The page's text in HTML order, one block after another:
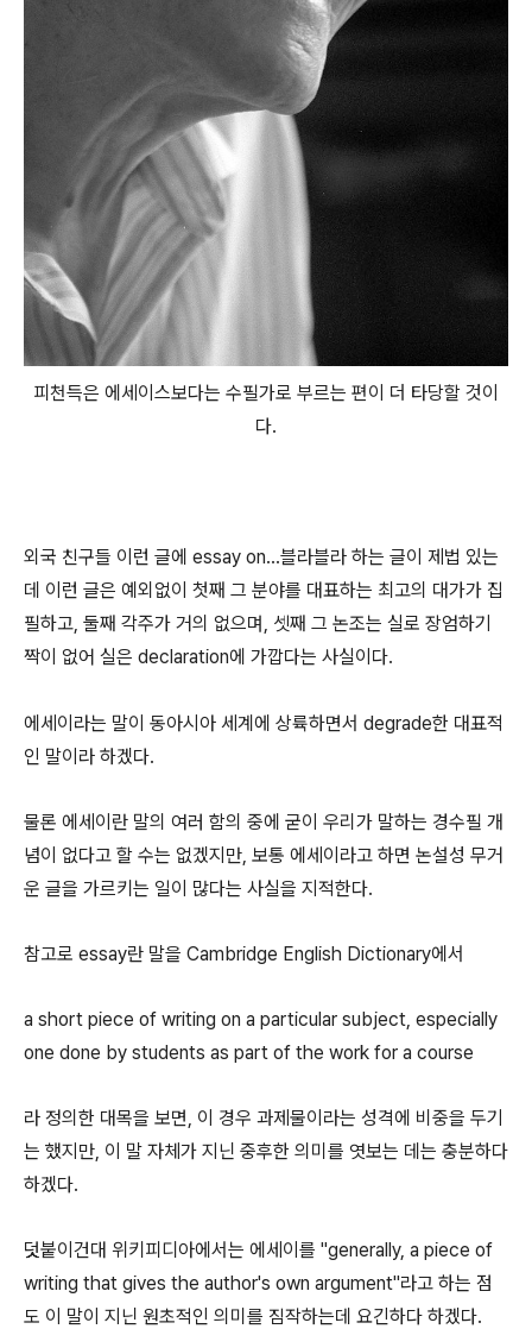
피천득은 에세이스보다는 수필가로 부르는 편이 더 타당할 것이
다.
외국 친구들 이런 글에 essay on...블라블라 하는 글이 제법 있는
데 이런 글은 예외없이 첫째 그 분야를 대표하는 최고의 대가가 집
필하고, 둘째 각주가 거의 없으며, 셋째 그 논조는 실로 장엄하기
짝이 없어 실은 declaration에 가깝다는 사실이다.
에세이라는 말이 동아시아 세계에 상륙하면서 degrade한 대표적
인 말이라 하겠다.
물론 에세이란 말의 여러 함의 중에 굳이 우리가 말하는 경수필 개
념이 없다고 할 수는 없겠지만, 보통 에세이라고 하면 논설성 무거
운 글을 가르키는 일이 많다는 사실을 지적한다.
참고로 essay란 말을 Cambridge English Dictionary에서
a short piece of writing on a particular subject, especially
one done by students as part of the work for a course
라 정의한 대목을 보면, 이 경우 과제물이라는 성격에 비중을 두기
는 했지만, 이 말 자체가 지닌 중후한 의미를 엿보는 데는 충분하다
하겠다.
덧붙이건대 위키피디아에서는 에세이를 "generally, a piece of
writing that gives the author's own argument"라고 하는 점
도 이 말이 지닌 원초적인 의미를 짐작하는데 요긴하다 하겠다.